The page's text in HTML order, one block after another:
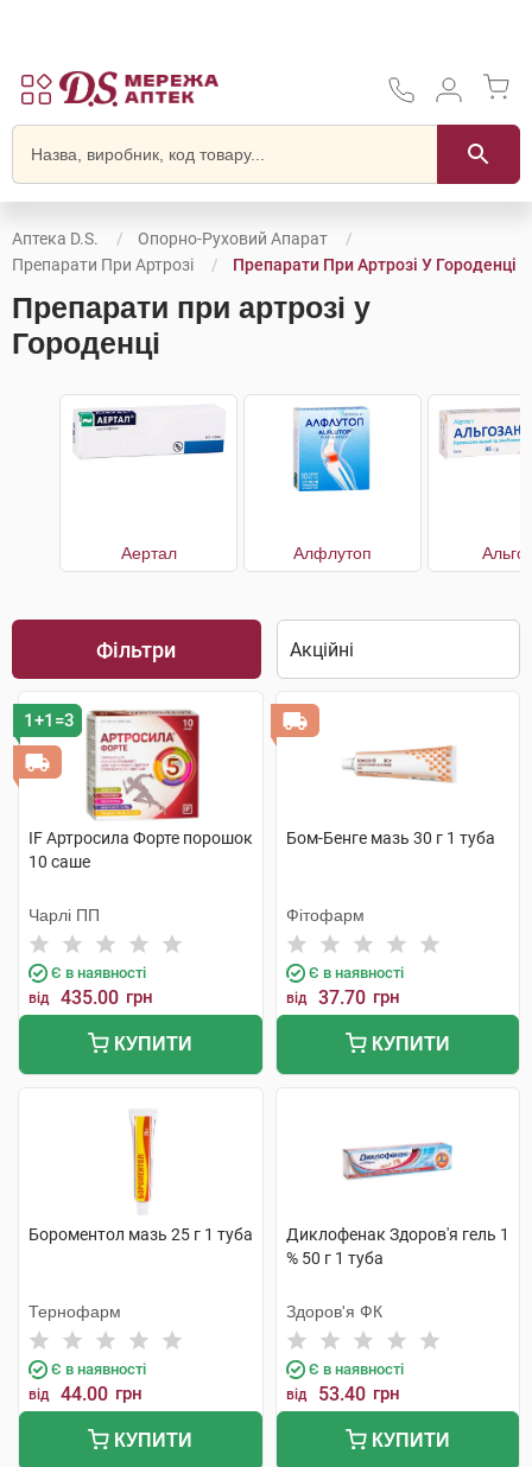
Аптека D.S.
Опорно-Руховий Апарат
Препарати При Артрозі
Препарати При Артрозі У Городенці
Препарати при артрозі у
Городенці
Аертал Алфлутоп
Фільтри
1+1=3
IF Артросила Форте порошок
10 саше
Чарлі ПП
Є в наявності
від 435.00 грн
КУПИТИ
Бом-Бенге мазь 30 г 1 туба
Фітофарм
Є в наявності
від 37.70 грн
КУПИТИ
Бороментол мазь 25 г 1 туба
Тернофарм
Є в наявності
від 44.00 грн
КУПИТИ
Диклофенак Здоров'я гель 1
% 50 г 1 туба
Здоров'я ФК
Є в наявності
від 53.40 грн
КУПИТИ